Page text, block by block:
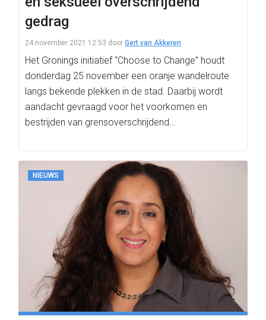
gedrag
24 november 2021 12:53 door Gert van Akkeren
Het Gronings initiatief “Choose to Change” houdt
donderdag 25 november een oranje wandelroute
langs bekende plekken in de stad. Daarbij wordt
aandacht gevraagd voor het voorkomen en
bestrijden van grensoverschrijdend…
NIEUWS